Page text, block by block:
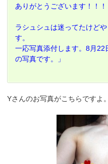
ありがとうございます！！！
ラシュシュは迷ってたけど
す。
一応写真添付します。8月22
の写真です。」
Yさんのお写真がこちらですよ。